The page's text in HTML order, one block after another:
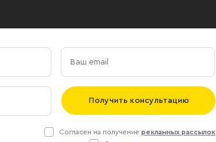
Получить консультацию
Согласен на получение рекламных рассылок